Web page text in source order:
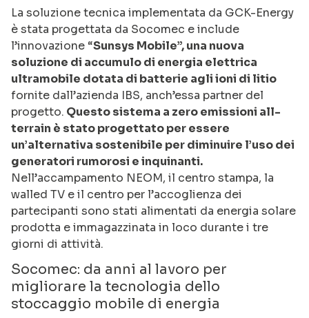
La soluzione tecnica implementata da GCK-Energy
è stata progettata da Socomec e include
l’innovazione “Sunsys Mobile”, una nuova
soluzione di accumulo di energia elettrica
ultramobile dotata di batterie agli ioni di litio
fornite dall’azienda IBS, anch’essa partner del
progetto. Questo sistema a zero emissioni all-
terrain è stato progettato per essere
un’alternativa sostenibile per diminuire l’uso dei
generatori rumorosi e inquinanti.
Nell’accampamento NEOM, il centro stampa, la
walled TV e il centro per l’accoglienza dei
partecipanti sono stati alimentati da energia solare
prodotta e immagazzinata in loco durante i tre
giorni di attività.
Socomec: da anni al lavoro per
migliorare la tecnologia dello
stoccaggio mobile di energia